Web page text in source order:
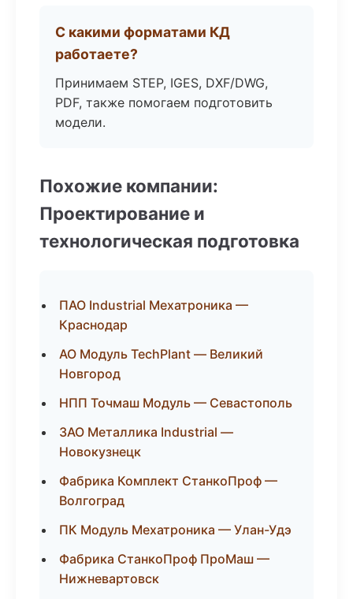
С какими форматами КД
работаете?
Принимаем STEP, IGES, DXF/DWG,
PDF, также помогаем подготовить
модели.
Похожие компании:
Проектирование и
технологическая подготовка
ПАО Industrial Мехатроника —
Краснодар
АО Модуль TechPlant — Великий
Новгород
НПП Точмаш Модуль — Севастополь
ЗАО Металлика Industrial —
Новокузнецк
Фабрика Комплект СтанкоПроф —
Волгоград
ПК Модуль Мехатроника — Улан-Удэ
Фабрика СтанкоПроф ПроМаш —
Нижневартовск